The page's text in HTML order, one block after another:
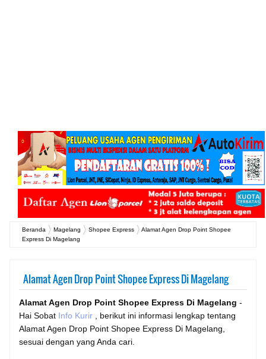
Beranda Magelang Shopee Express
Alamat Agen Drop Point Shopee
Express Di Magelang
Alamat Agen Drop Point Shopee Express Di Magelang
Alamat Agen Drop Point Shopee Express Di Magelang -
Hai Sobat Info Kurir
, berikut ini informasi lengkap tentang
Alamat Agen Drop Point Shopee Express Di Magelang,
sesuai dengan yang Anda cari.